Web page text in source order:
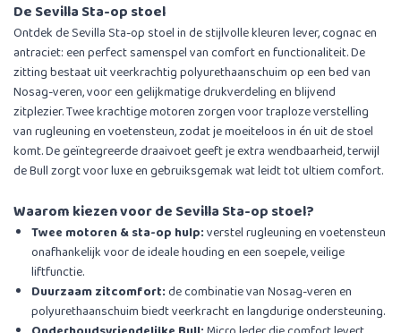
De Sevilla Sta-op stoel
Ontdek de Sevilla Sta-op stoel in de stijlvolle kleuren lever, cognac en
antraciet: een perfect samenspel van comfort en functionaliteit. De
zitting bestaat uit veerkrachtig polyurethaanschuim op een bed van
Nosag-veren, voor een gelijkmatige drukverdeling en blijvend
zitplezier. Twee krachtige motoren zorgen voor traploze verstelling
van rugleuning en voetensteun, zodat je moeiteloos in én uit de stoel
komt. De geïntegreerde draaivoet geeft je extra wendbaarheid, terwijl
de Bull zorgt voor luxe en gebruiksgemak wat leidt tot ultiem comfort.
Waarom kiezen voor de Sevilla Sta-op stoel?
Twee motoren & sta-op hulp:verstel rugleuning en voetensteun
onafhankelijk voor de ideale houding en een soepele, veilige
liftfunctie.
Duurzaam zitcomfort:de combinatie van Nosag-veren en
polyurethaanschuim biedt veerkracht en langdurige ondersteuning.